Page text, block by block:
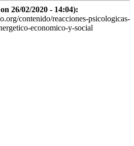
26/02/2020 - 14:04):
contenido/reacciones-psicologicas-
economico-y-social